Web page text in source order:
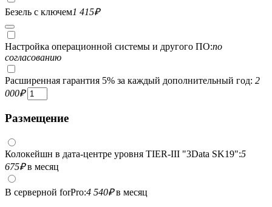
Безель с ключем1 415₽
Настройка операционной системы и другого ПО:по
согласованию
Расширенная гарантия 5% за каждый дополнительный год: 2
000₽
Размещение
Колокейшн в дата-центре уровня TIER-III "3Data SK19":5
675₽в месяц
В серверной forPro:4 540₽в месяц